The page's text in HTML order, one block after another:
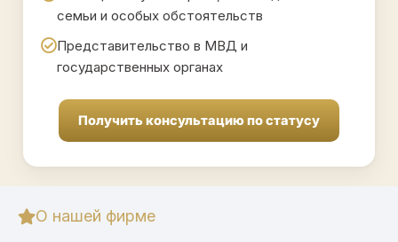
семьи и особых обстоятельств
Представительство в МВД и
государственных органах
Получить консультацию по статусу
О нашей фирме